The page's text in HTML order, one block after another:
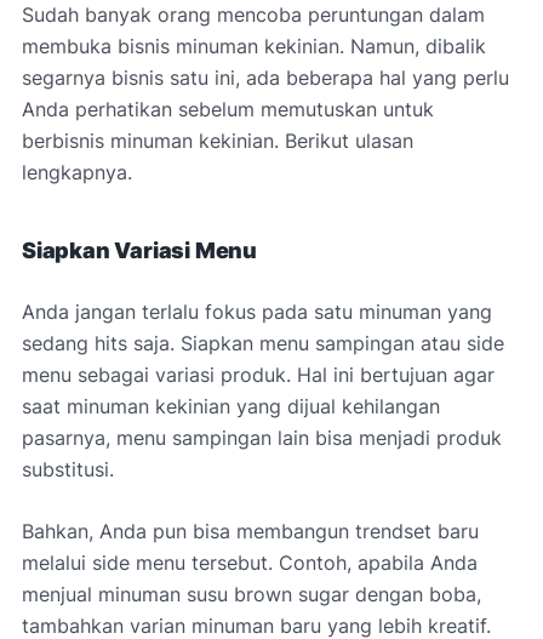
Sudah banyak orang mencoba peruntungan dalam
membuka bisnis minuman kekinian. Namun, dibalik
segarnya bisnis satu ini, ada beberapa hal yang perlu
Anda perhatikan sebelum memutuskan untuk
berbisnis minuman kekinian. Berikut ulasan
lengkapnya.
Siapkan Variasi Menu
Anda jangan terlalu fokus pada satu minuman yang
sedang hits saja. Siapkan menu sampingan atau side
menu sebagai variasi produk. Hal ini bertujuan agar
saat minuman kekinian yang dijual kehilangan
pasarnya, menu sampingan lain bisa menjadi produk
substitusi.
Bahkan, Anda pun bisa membangun trendset baru
melalui side menu tersebut. Contoh, apabila Anda
menjual minuman susu brown sugar dengan boba,
tambahkan varian minuman baru yang lebih kreatif.